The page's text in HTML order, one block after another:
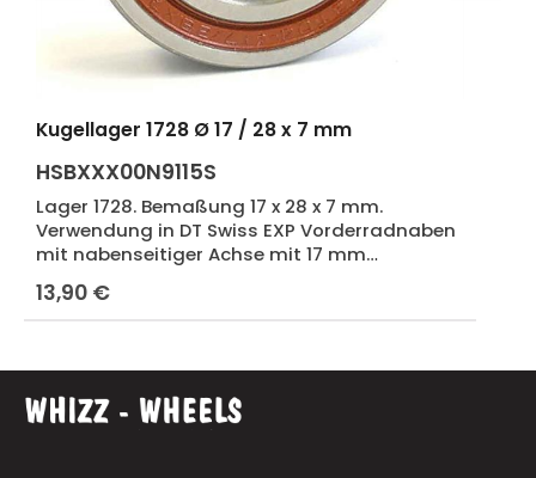
Kugellager 1728 Ø 17 / 28 x 7 mm
HSBXXX00N9115S
Lager 1728. Bemaßung 17 x 28 x 7 mm.
Verwendung in DT Swiss EXP Vorderradnaben
mit nabenseitiger Achse mit 17 mm
Achsdurchmesser.
Regulärer Preis:
13,90 €